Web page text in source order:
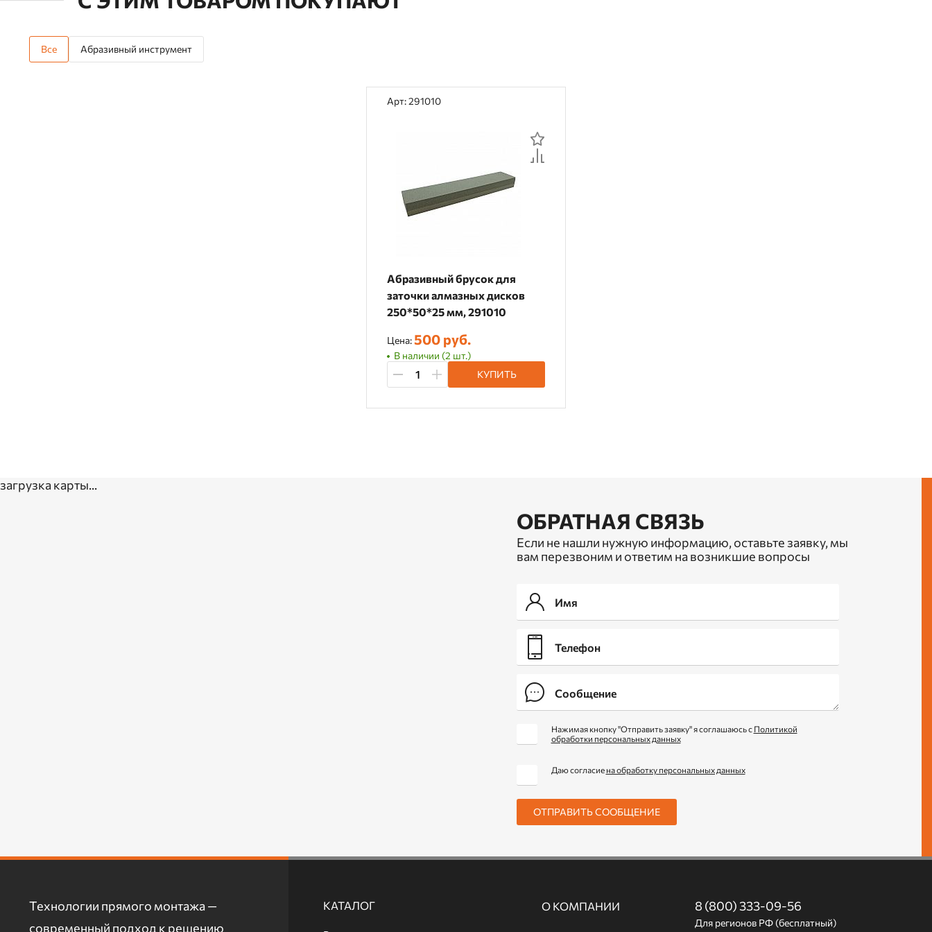
Все Абразивный инструмент
Арт: 291010
Абразивный брусок для
заточки алмазных дисков
250*50*25 мм, 291010
Цена:500 руб.
В наличии (2 шт.)
КУПИТЬ
загрузка карты...
ОБРАТНАЯ СВЯЗЬ
Если не нашли нужную информацию, оставьте заявку, мы
вам перезвоним и ответим на возникшие вопросы
Нажимая кнопку "Отправить заявку" я соглашаюсь с Политикой
обработки персональных данных
Даю согласие на обработку персональных данных
ОТПРАВИТЬ СООБЩЕНИЕ
Технологии прямого монтажа —
современный подход к решению
КАТАЛОГ О КОМПАНИИ 8 (800) 333-09-56
Для регионов РФ (бесплатный)